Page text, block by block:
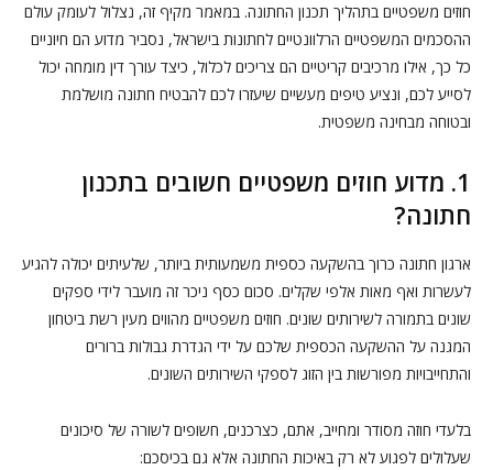
חוזים משפטיים בתהליך תכנון החתונה. במאמר מקיף זה, נצלול לעומק עולם
ההסכמים המשפטיים הרלוונטיים לחתונות בישראל, נסביר מדוע הם חיוניים
כל כך, אילו מרכיבים קריטיים הם צריכים לכלול, כיצד עורך דין מומחה יכול
לסייע לכם, ונציע טיפים מעשיים שיעזרו לכם להבטיח חתונה מושלמת
ובטוחה מבחינה משפטית.
1. מדוע חוזים משפטיים חשובים בתכנון
חתונה?
ארגון חתונה כרוך בהשקעה כספית משמעותית ביותר, שלעיתים יכולה להגיע
לעשרות ואף מאות אלפי שקלים. סכום כסף ניכר זה מועבר לידי ספקים
שונים בתמורה לשירותים שונים. חוזים משפטיים מהווים מעין רשת ביטחון
המגנה על ההשקעה הכספית שלכם על ידי הגדרת גבולות ברורים
והתחייבויות מפורשות בין הזוג לספקי השירותים השונים.
בלעדי חוזה מסודר ומחייב, אתם, כצרכנים, חשופים לשורה של סיכונים
שעלולים לפגוע לא רק באיכות החתונה אלא גם בכיסכם: